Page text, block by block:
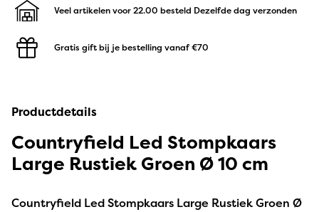
Veel artikelen voor 22.00 besteld Dezelfde dag verzonden
Gratis gift bij je bestelling vanaf €70
Productdetails
Countryfield Led Stompkaars
Large Rustiek Groen Ø 10 cm
Countryfield Led Stompkaars Large Rustiek Groen Ø